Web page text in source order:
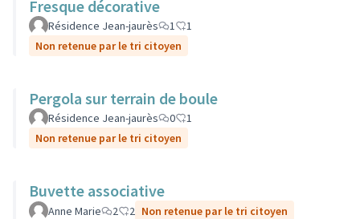
Fresque décorative
Résidence Jean-jaurès 1
1
Non retenue par le tri citoyen
Pergola sur terrain de boule
Résidence Jean-jaurès 0
1
Non retenue par le tri citoyen
Buvette associative
Anne Marie 2 2 Non retenue par le tri citoyen